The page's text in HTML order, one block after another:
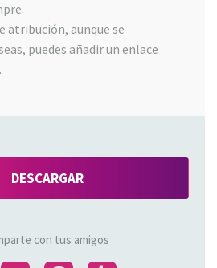
atribución, aunque se
puedes añadir un enlace
con tus amigos